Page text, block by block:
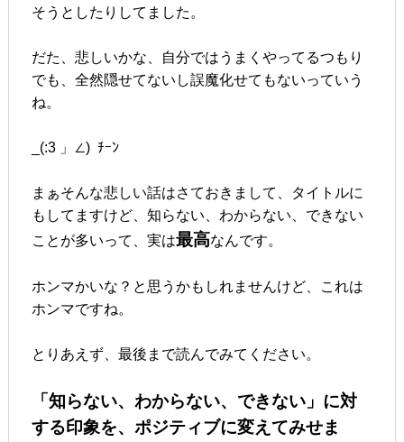
そうとしたりしてました。
だた、悲しいかな、自分ではうまくやってるつもり
でも、全然隠せてないし誤魔化せてもないっていう
ね。
_(:3 」∠) ﾁｰﾝ
まぁそんな悲しい話はさておきまして、タイトルに
もしてますけど、知らない、わからない、できない
ことが多いって、実は最高なんです。
ホンマかいな？と思うかもしれませんけど、これは
ホンマですね。
とりあえず、最後まで読んでみてください。
「知らない、わからない、できない」に対
する印象を、ポジティブに変えてみせま